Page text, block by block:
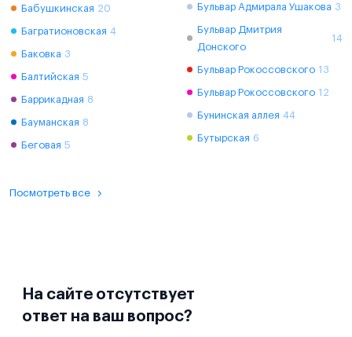
Бабушкинская 20
Багратионовская 4
Баковка 3
Балтийская 5
Баррикадная 8
Бауманская 8
Беговая 5
Бульвар Адмирала Ушакова 3
Бульвар Дмитрия
Донского
14
Бульвар Рокоссовского 13
Бульвар Рокоссовского 12
Бунинская аллея 44
Бутырская 6
Посмотреть все
На сайте отсутствует
ответ на ваш вопрос?